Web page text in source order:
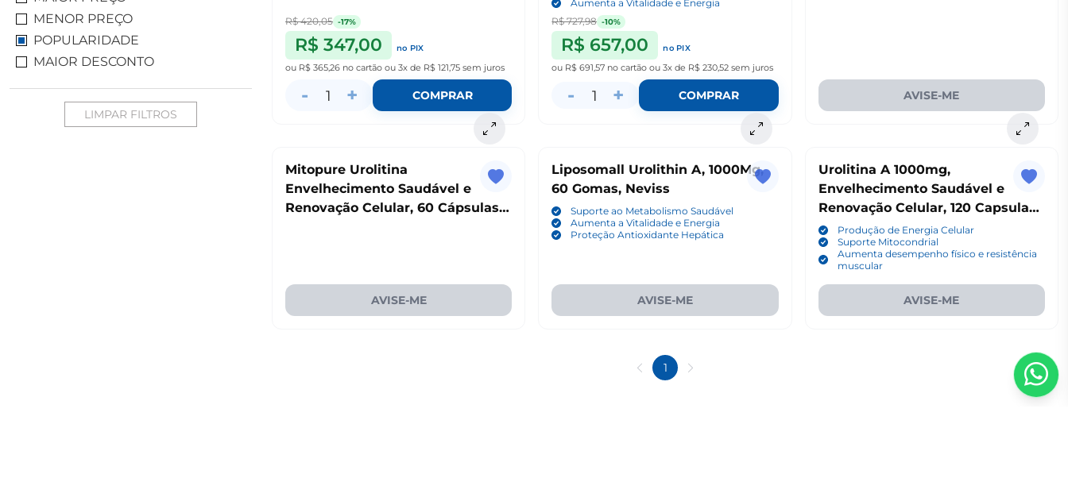
MENOR PREÇO
POPULARIDADE
MAIOR DESCONTO
LIMPAR FILTROS
R$ 420,05 -17%
R$ 347,00
no PIX
ou R$ 365,26 no cartão ou 3x de R$ 121,75 sem juros
- 1 + COMPRAR
Aumenta a Vitalidade e Energia
R$ 727,98 -10%
R$ 657,00
no PIX
ou R$ 691,57 no cartãoou3x de R$ 230,52 sem juros
- 1 + COMPRAR AVISE-ME
Mitopure Urolitina
Envelhecimento Saudável e
Renovação Celular, 60 Cápsulas,
AVISE-ME
Liposomall Urolithin A, 1000Mg,
60 Gomas, Neviss
Suporte ao Metabolismo Saudável
Aumenta a Vitalidade e Energia
Proteção Antioxidante Hepática
AVISE-ME
Urolitina A 1000mg,
Envelhecimento Saudável e
Renovação Celular, 120 Capsulas,
Taoters
Produção de Energia Celular
Suporte Mitocondrial
Aumenta desempenho físico e resistência
muscular
AVISE-ME
1